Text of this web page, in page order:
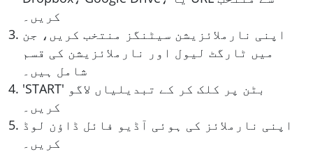
کریں۔
اپنی نارملائزیشن سیٹنگز منتخب کریں، جن
میں ٹارگٹ لیول اور نارملائزیشن کی قسم
شامل ہیں۔
'START' بٹن پر کلک کر کے تبدیلیاں لاگو
کریں۔
اپنی نارملائز کی ہوئی آڈیو فائل ڈاؤن لوڈ
کریں۔